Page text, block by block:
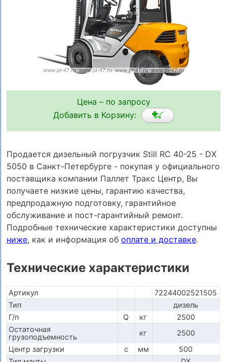
Цена – по запросу
Добавить в Корзину:
Продается дизельный погрузчик Still RC 40-25 - DX
5050 в Санкт-Петербурге - покупая у официального
поставщика компании Паллет Тракс Центр, Вы
получаете низкие цены, гарантию качества,
предпродажную подготовку, гарантийное
обслуживание и пост-гарантийный ремонт.
Подробные технические характеристики доступны
ниже, как и информация об оплате и доставке.
Технические характеристики
Артикул
72244002521505
Тип
дизель
Г/п
Q кг
2500
Остаточная
грузоподъемность
кг
2500
Центр загрузки
c мм
500